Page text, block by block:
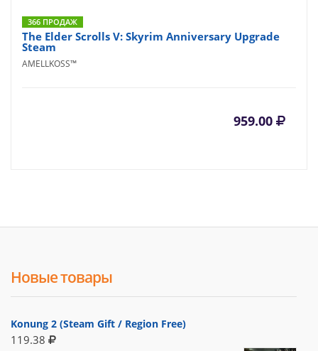
366 ПРОДАЖ
The Elder Scrolls V: Skyrim Anniversary Upgrade
Steam
AMELLKOSS™
959.00
Новые товары
Konung 2 (Steam Gift / Region Free)
119.38